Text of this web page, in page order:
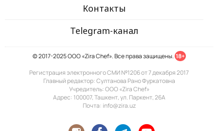
Контакты
Telegram-канал
© 2017-2025 ООО «Zira Chef». Все права защищены. 18+
Регистрация электронного СМИ №1206 от 7 декабря 2017
Главный редактор: Султанова Рано Фуркатовна
Учредитель: ООО «Zira Chef»
Адрес: 100007, Ташкент, ул. Паркент, 26А
Почта: info@zira.uz